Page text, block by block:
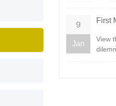
9
Jan
First
View